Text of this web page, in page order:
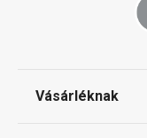
Vásárléknak